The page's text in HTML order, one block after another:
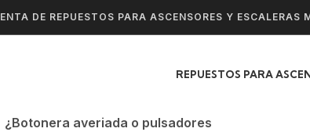
DE REPUESTOS PARA ASCENSORES Y ESCALERAS
REPUESTOS PARA
¿Botonera averiada o pulsadores